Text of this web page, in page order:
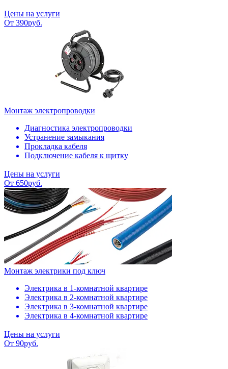
Цены на услуги
От 390руб.
Монтаж электропроводки
Диагностика электропроводки
Устранение замыкания
Прокладка кабеля
Подключение кабеля к щитку
Цены на услуги
От 650руб.
Монтаж электрики под ключ
Электрика в 1-комнатной квартире
Электрика в 2-комнатной квартире
Электрика в 3-комнатной квартире
Электрика в 4-комнатной квартире
Цены на услуги
От 90руб.